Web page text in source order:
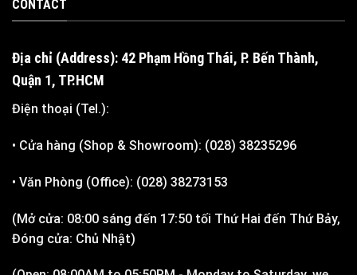
CONTACT
Địa chỉ (Address): 42 Phạm Hồng Thái, P. Bến Thành,
Quận 1, TP.HCM
Điện thoại (Tel.):
• Cửa hàng (Shop & Showroom): (028) 38235296
• Văn Phòng (Office): (028) 38273153
(Mở cửa: 08:00 sáng đến 17:50 tối Thứ Hai đến Thứ Bảy,
Đóng cửa: Chủ Nhật)